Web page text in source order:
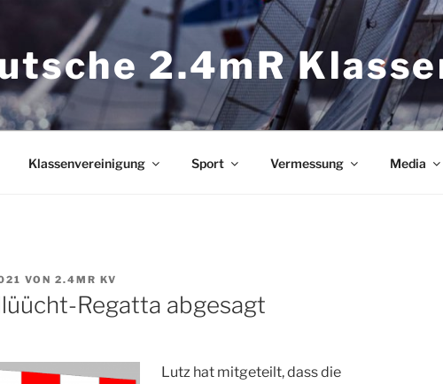
2.4mR
Klassenvereinigung Sport Vermessung Media
VON 2.4MR KV
Regatta abgesagt
Lutz hat mitgeteilt, dass die